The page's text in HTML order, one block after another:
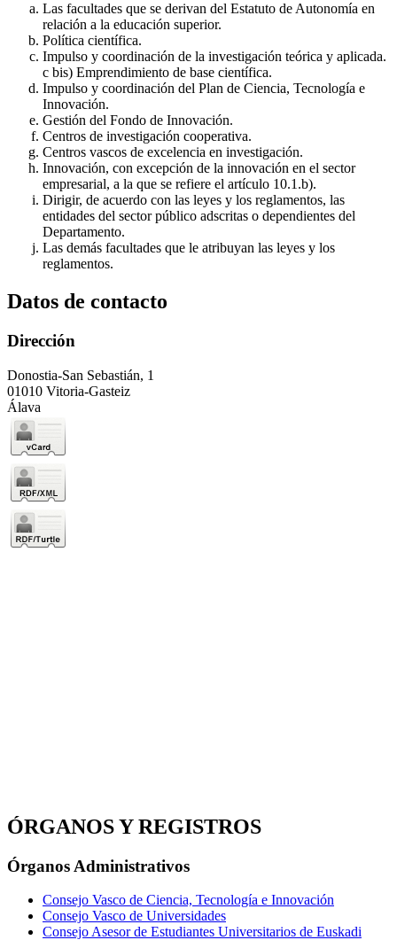
Las facultades que se derivan del Estatuto de Autonomía en
relación a la educación superior.
Política científica.
Impulso y coordinación de la investigación teórica y aplicada.
c bis) Emprendimiento de base científica.
Impulso y coordinación del Plan de Ciencia, Tecnología e
Innovación.
Gestión del Fondo de Innovación.
Centros de investigación cooperativa.
Centros vascos de excelencia en investigación.
Innovación, con excepción de la innovación en el sector
empresarial, a la que se refiere el artículo 10.1.b).
Dirigir, de acuerdo con las leyes y los reglamentos, las
entidades del sector público adscritas o dependientes del
Departamento.
Las demás facultades que le atribuyan las leyes y los
reglamentos.
Datos de contacto
Dirección
Donostia-San Sebastián, 1
01010 Vitoria-Gasteiz
Álava
ÓRGANOS Y REGISTROS
Órganos Administrativos
Consejo Vasco de Ciencia, Tecnología e Innovación
Consejo Vasco de Universidades
Consejo Asesor de Estudiantes Universitarios de Euskadi